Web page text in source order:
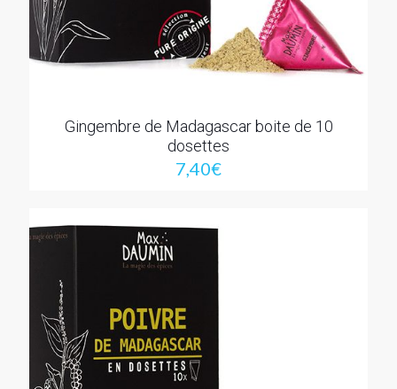
Gingembre de Madagascar boite de 10
dosettes
7,40€